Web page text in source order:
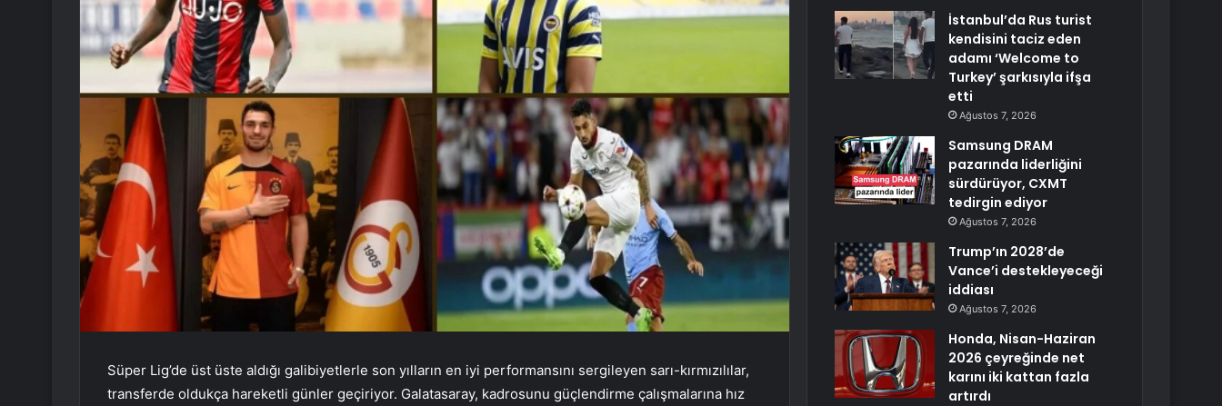
Süper Lig’de üst üste aldığı galibiyetlerle son yılların en iyi performansını sergileyen sarı-kırmızılılar,
transferde oldukça hareketli günler geçiriyor. Galatasaray, kadrosunu güçlendirme çalışmalarına hız
İstanbul’da Rus turist
kendisini taciz eden
adamı ‘Welcome to
Turkey’ şarkısıyla ifşa
etti
Ağustos 7, 2026
Samsung DRAM
pazarında liderliğini
sürdürüyor, CXMT
tedirgin ediyor
Ağustos 7, 2026
Trump’ın 2028’de
Vance’i destekleyeceği
iddiası
Ağustos 7, 2026
Honda, Nisan-Haziran
2026 çeyreğinde net
karını iki kattan fazla
artırdı